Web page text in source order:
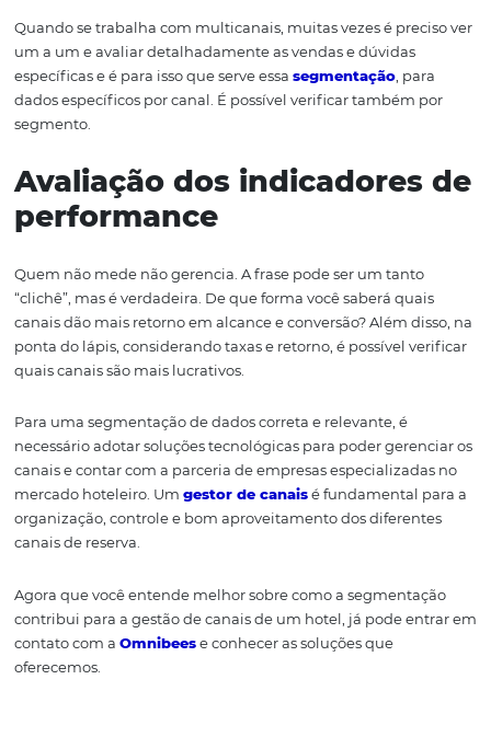
Utilização de filtros por
período e região
Essa segmentação permite encontrar o hóspede de
fundamental para evitaroverbooking, em especial em
alta temporada. É também possível filtrar por região,
Seleção por canal e
por segmento
Quando se trabalha com multicanais, muitas vezes é
um a um e avaliar detalhadamente as vendas e dúvidas
específicas e é para isso que serve essasegmentação
dados específicos por canal. É possível verificar
segmento.
Avaliação dos
performance